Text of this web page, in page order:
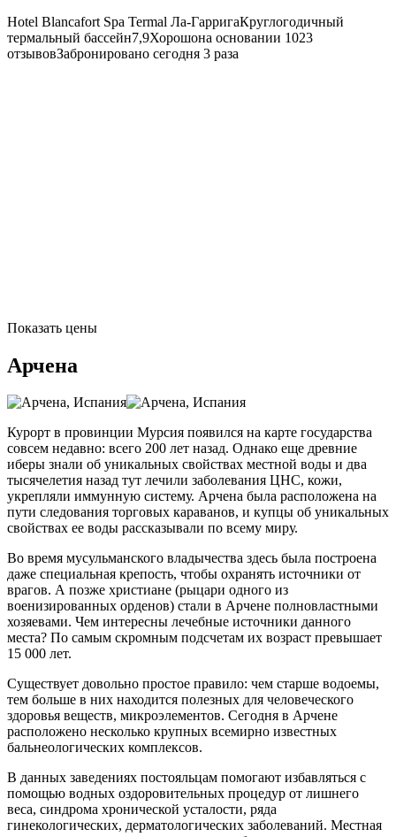
Hotel Blancafort Spa Termal Ла-ГарригаКруглогодичный
термальный бассейн7,9Хорошона основании 1023
отзывовЗабронировано сегодня 3 раза
Показать цены
Арчена
Курорт в провинции Мурсия появился на карте государства
совсем недавно: всего 200 лет назад. Однако еще древние
иберы знали об уникальных свойствах местной воды и два
тысячелетия назад тут лечили заболевания ЦНС, кожи,
укрепляли иммунную систему. Арчена была расположена на
пути следования торговых караванов, и купцы об уникальных
свойствах ее воды рассказывали по всему миру.
Во время мусульманского владычества здесь была построена
даже специальная крепость, чтобы охранять источники от
врагов. А позже христиане (рыцари одного из
военизированных орденов) стали в Арчене полновластными
хозяевами. Чем интересны лечебные источники данного
места? По самым скромным подсчетам их возраст превышает
15 000 лет.
Существует довольно простое правило: чем старше водоемы,
тем больше в них находится полезных для человеческого
здоровья веществ, микроэлементов. Сегодня в Арчене
расположено несколько крупных всемирно известных
бальнеологических комплексов.
В данных заведениях постояльцам помогают избавляться с
помощью водных оздоровительных процедур от лишнего
веса, синдрома хронической усталости, ряда
гинекологических, дерматологических заболеваний. Местная